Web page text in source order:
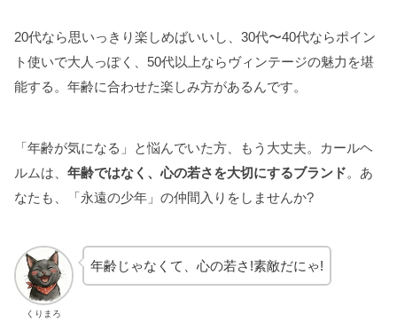
20代なら思いっきり楽しめばいいし、30代〜40代ならポイン
ト使いで大人っぽく、50代以上ならヴィンテージの魅力を堪
能する。年齢に合わせた楽しみ方があるんです。
「年齢が気になる」と悩んでいた方、もう大丈夫。カールヘ
ルムは、 年齢ではなく、心の若さを大切にするブランド。あ
なたも、「永遠の少年」の仲間入りをしませんか?
くりまろ
年齢じゃなくて、心の若さ!素敵だにゃ!